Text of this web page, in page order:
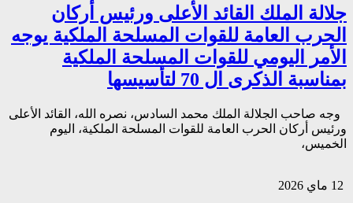
جلالة الملك القائد الأعلى ورئيس أركان
الحرب العامة للقوات المسلحة الملكية يوجه
الأمر اليومي للقوات المسلحة الملكية
بمناسبة الذكرى ال 70 لتأسيسها
وجه صاحب الجلالة الملك محمد السادس، نصره الله، القائد الأعلى
ورئيس أركان الحرب العامة للقوات المسلحة الملكية، اليوم
الخميس،